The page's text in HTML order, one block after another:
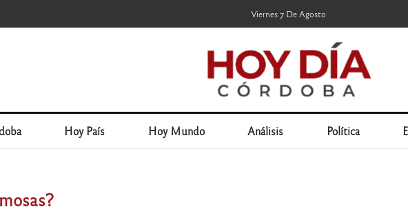
Viernes 7 De Agosto
Hoy País Hoy Mundo Análisis Política